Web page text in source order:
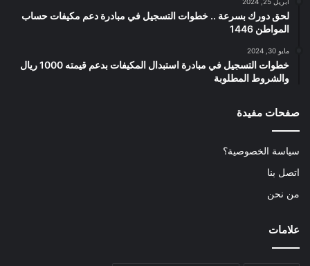
لحق دورك بسرعة .. خطوات التسجيل في مبادرة دعم مكيفات حساب
المواطن 1446
مايو 30, 2024
خطوات التسجيل في مبادرة استبدال المكيفات بدعم قيمته 1000 ريال
والشروط المطلوبة
صفحات مفيدة
سياسة الخصوصية؟
اتصل بنا
من نحن
علامات